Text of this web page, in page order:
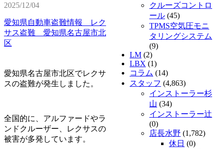
2025/12/04
愛知県自動車盗難情報 レク
サス盗難 愛知県名古屋市北
区
愛知県名古屋市北区でレクサ
スの盗難が発生しました。
全国的に、アルファードやラ
ンドクルーザー、レクサスの
被害が多発しています。
クルーズコントロ
ール (45)
TPMS空気圧モニ
タリングシステム
(9)
LM (2)
LBX (1)
コラム (14)
スタッフ (4,863)
インストーラー杉
山 (34)
インストーラー辻
(0)
店長水野 (1,782)
休日 (0)